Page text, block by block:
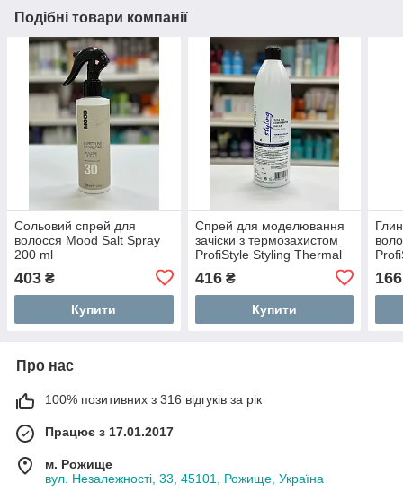
Подібні товари компанії
Сольовий спрей для
волосся Mood Salt Spray
200 ml
403 ₴
Купити
Спрей для моделювання
зачіски з термозахистом
ProfiStyle Styling Thermal
Protection Spray 1000 мл
416₴
Купити
166
Про нас
100% позитивних з 316 відгуків за рік
Працює з 17.01.2017
м. Рожище
вул. Незалежності, 33, 45101, Рожище, Україна